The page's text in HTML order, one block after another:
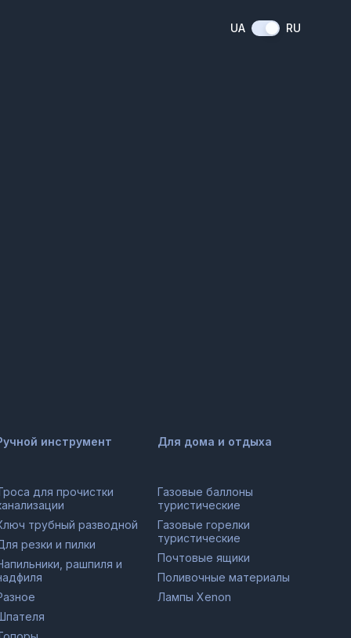
UA RU
инструмент
для прочистки
трубный разводной
резки и пилки
рашпиля и
Для дома и отдыха
Газовые баллоны
туристические
Газовые горелки
туристические
Почтовые ящики
Поливочные материалы
Лампы Xenon